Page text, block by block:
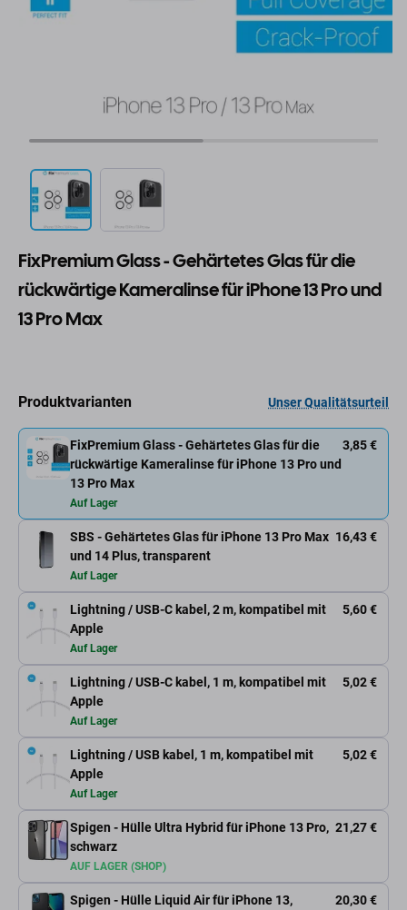
FixPremium Glass - Gehärtetes Glas für die
rückwärtige Kameralinse für iPhone 13 Pro und
13 Pro Max
Produktvarianten Unser Qualitätsurteil
SBS - Gehärtetes Glas für iPhone 13 Pro Max
und 14 Plus, transparent
16,43 €
Auf Lager
Lightning / USB-C kabel, 2 m, kompatibel mit
Apple
5,60 €
Auf Lager
Lightning / USB-C kabel, 1 m, kompatibel mit
Apple
5,02 €
Auf Lager
Lightning / USB kabel, 1 m, kompatibel mit
Apple
5,02 €
Auf Lager
Spigen - Hülle Ultra Hybrid für iPhone 13 Pro,
schwarz
21,27 €
AUF LAGER (SHOP)
Spigen - Hülle Liquid Air für iPhone 13,
20,30 €
FixPremium Glass - Gehärtetes Glas für die
rückwärtige Kameralinse für iPhone 13 Pro und
13 Pro Max
3,85 €
Auf Lager